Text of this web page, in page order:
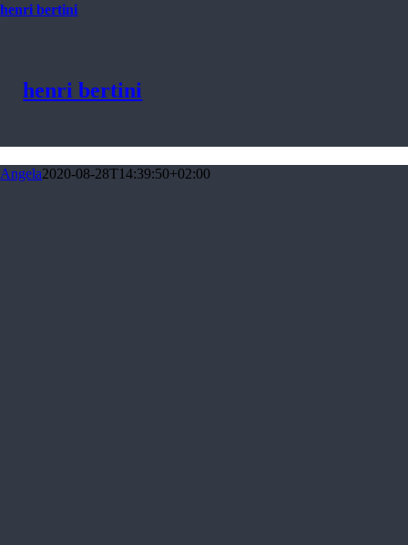
henri bertini
henri bertini
Angela2020-08-28T14:39:50+02:00